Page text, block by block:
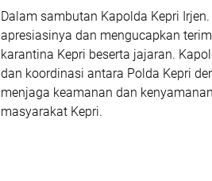
Dalam sambutan Kapolda Kepri
apresiasinya dan mengucapkan
karantina Kepri beserta jajaran.
dan koordinasi antara Polda Kepri
menjaga keamanan dan
masyarakat Kepri.